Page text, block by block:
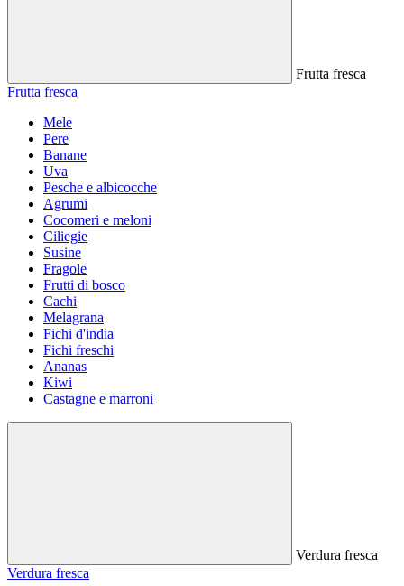
Frutta fresca
Frutta fresca
Mele
Pere
Banane
Uva
Pesche e albicocche
Agrumi
Cocomeri e meloni
Ciliegie
Susine
Fragole
Frutti di bosco
Cachi
Melagrana
Fichi d'india
Fichi freschi
Ananas
Kiwi
Castagne e marroni
Verdura fresca
Verdura fresca